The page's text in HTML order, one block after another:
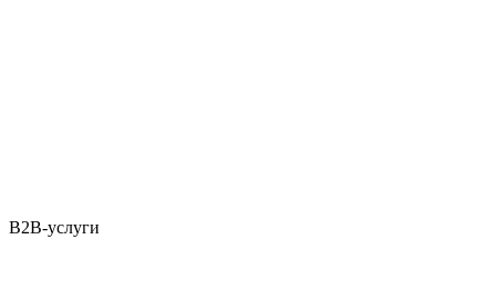
B2B-услуги